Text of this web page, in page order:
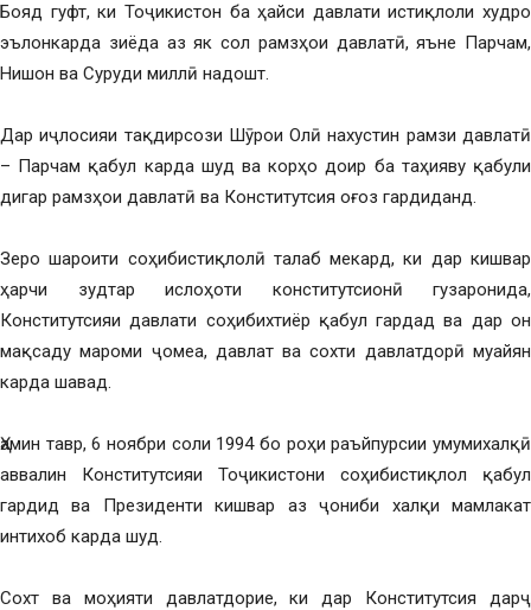
Бояд гуфт, ки Тоҷикистон ба ҳайси давлати истиқлоли худро
эълонкарда зиёда аз як сол рамзҳои давлатӣ, яъне Парчам,
Нишон ва Суруди миллӣ надошт.
Дар иҷлосияи тақдирсози Шӯрои Олӣ нахустин рамзи давлатӣ
– Парчам қабул карда шуд ва корҳо доир ба таҳияву қабули
дигар рамзҳои давлатӣ ва Конститутсия оғоз гардиданд.
Зеро шароити соҳибистиқлолӣ талаб мекард, ки дар кишвар
ҳарчи зудтар ислоҳоти конститутсионӣ гузаронида,
Конститутсияи давлати соҳибихтиёр қабул гардад ва дар он
мақсаду мароми ҷомеа, давлат ва сохти давлатдорӣ муайян
карда шавад.
Ҳамин тавр, 6 ноябри соли 1994 бо роҳи раъйпурсии умумихалқӣ
аввалин Конститутсияи Тоҷикистони соҳибистиқлол қабул
гардид ва Президенти кишвар аз ҷониби халқи мамлакат
интихоб карда шуд.
Сохт ва моҳияти давлатдорие, ки дар Конститутсия дарҷ